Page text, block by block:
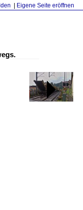
Eigene Seite eröffnen